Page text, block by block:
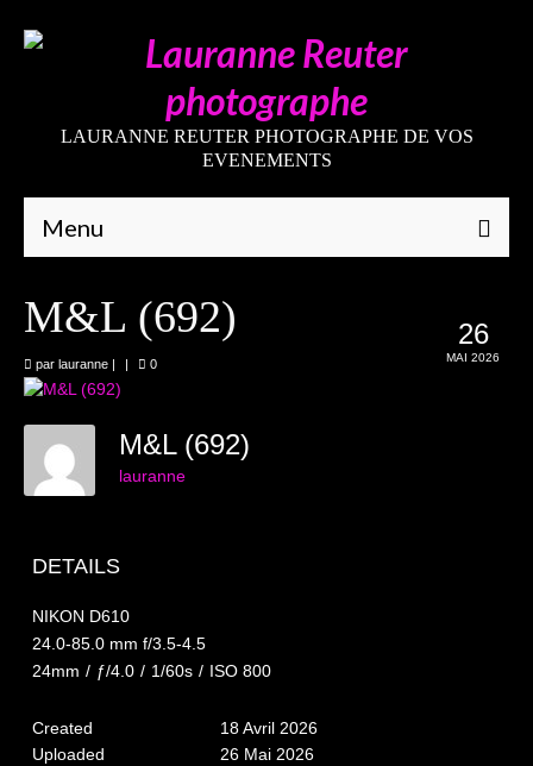
LAURANNE REUTER PHOTOGRAPHE DE VOS
EVENEMENTS
Menu
Mariages
Grossesses
Nouveaux-nés
Enfants
les 8 – 17 ans
26
MAI 2026
M&L (692)
par lauranne | | 0
M&L (692)
lauranne
DETAILS
NIKON D610
24.0-85.0 mm f/3.5-4.5
24mm / ƒ/4.0 / 1/60s / ISO 800
Created
18 Avril 2026
Uploaded
26 Mai 2026